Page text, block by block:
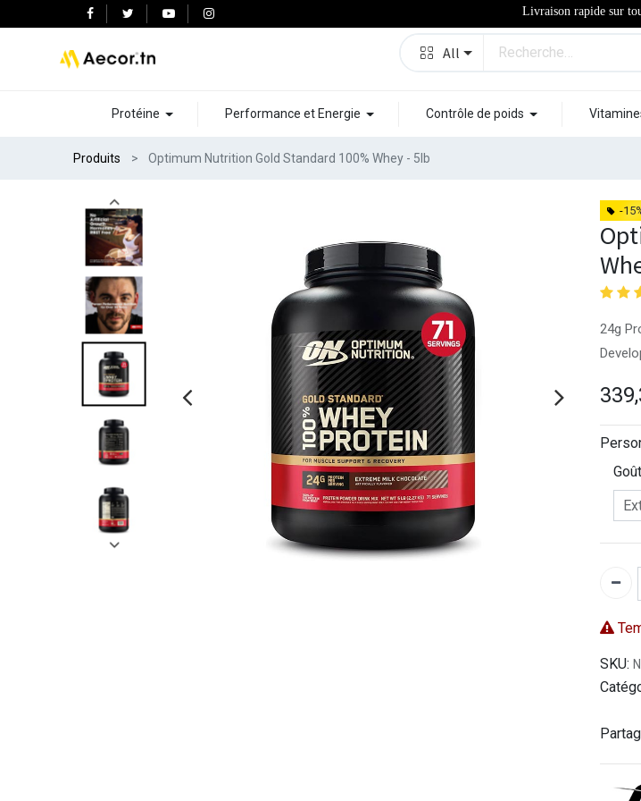
Livraison rapide sur
All
Protéine Performance et Energie Contrôle de poids
Produits Optimum Nutrition Gold Standard 100% Whey - 5lb
-
24g
Goût
SKU: